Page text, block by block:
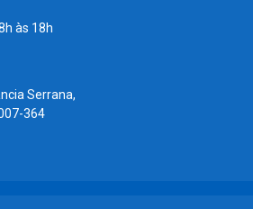
às 18h
Serrana,
364